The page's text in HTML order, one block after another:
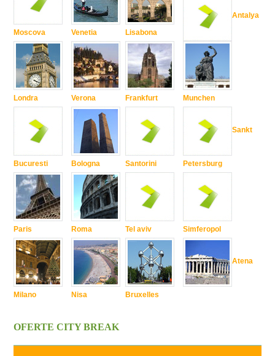
Moscova
Londra
Bucuresti
Paris
Milano
Venetia
Verona
Bologna
Roma
Nisa
Lisabona
Frankfurt
Santorini
Tel aviv
Bruxelles
Antalya
Munchen
Sankt
Petersburg
Simferopol
Atena
OFERTE CITY BREAK